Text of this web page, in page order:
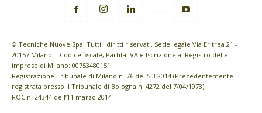
© Tecniche Nuove Spa. Tutti i diritti riservati. Sede legale Via Eritrea 21 -
20157 Milano | Codice fiscale, Partita IVA e Iscrizione al Registro delle
imprese di Milano: 00753480151
Registrazione Tribunale di Milano n. 76 del 5.3.2014 (Precedentemente
registrata presso il Tribunale di Bologna n. 4272 del 7/04/1973)
ROC n. 24344 dell’11 marzo 2014